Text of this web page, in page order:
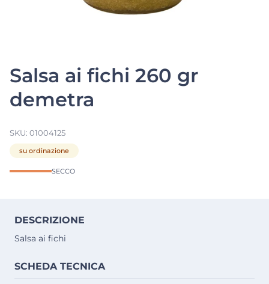
Salsa ai fichi 260 gr
demetra
SKU: 01004125
su ordinazione
SECCO
DESCRIZIONE
Salsa ai fichi
SCHEDA TECNICA